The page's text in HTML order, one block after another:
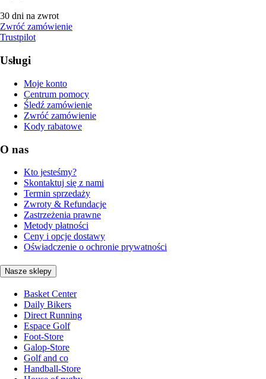
30 dni na zwrot
Zwróć zamówienie
Trustpilot
Usługi
Moje konto
Centrum pomocy
Śledź zamówienie
Zwróć zamówienie
Kody rabatowe
O nas
Kto jesteśmy?
Skontaktuj się z nami
Termin sprzedaży
Zwroty & Refundacje
Zastrzeżenia prawne
Metody płatności
Ceny i opcje dostawy
Oświadczenie o ochronie prywatności
Nasze sklepy
Basket Center
Daily Bikers
Direct Running
Espace Golf
Foot-Store
Galop-Store
Golf and co
Handball-Store